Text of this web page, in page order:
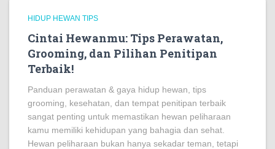
HIDUP HEWAN TIPS
Cintai Hewanmu: Tips Perawatan,
Grooming, dan Pilihan Penitipan
Terbaik!
Panduan perawatan & gaya hidup hewan, tips
grooming, kesehatan, dan tempat penitipan terbaik
sangat penting untuk memastikan hewan peliharaan
kamu memiliki kehidupan yang bahagia dan sehat.
Hewan peliharaan bukan hanya sekadar teman, tetapi